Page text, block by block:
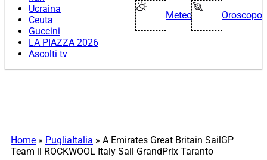
Ucraina
Ceuta
Guccini
LA PIAZZA 2026
Ascolti tv
Meteo Oroscopo
Home » PugliaItalia » A Emirates Great Britain SailGP
Team il ROCKWOOL Italy Sail GrandPrix Taranto